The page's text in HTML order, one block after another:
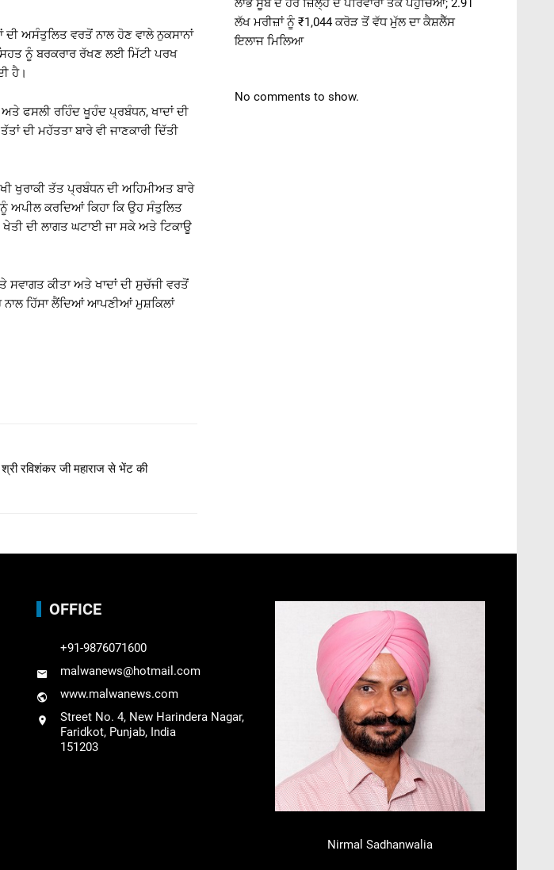
ਅਸੰਤੁਲਿਤ ਵਰਤੋਂ ਨਾਲ ਹੋਣ ਵਾਲੇ ਨੁਕਸਾਨਾਂ
ਨੂੰ ਬਰਕਰਾਰ ਰੱਖਣ ਲਈ ਮਿੱਟੀ ਪਰਖ
ਹੈ।
ਫਸਲੀ ਰਹਿੰਦ ਖੂਹੰਦ ਪ੍ਰਬੰਧਨ, ਖਾਦਾਂ ਦੀ
ਦੀ ਮਹੱਤਤਾ ਬਾਰੇ ਵੀ ਜਾਣਕਾਰੀ ਦਿੱਤੀ
ਖੁਰਾਕੀ ਤੱਤ ਪ੍ਰਬੰਧਨ ਦੀ ਅਹਿਮੀਅਤ ਬਾਰੇ
ਅਪੀਲ ਕਰਦਿਆਂ ਕਿਹਾ ਕਿ ਉਹ ਸੰਤੁਲਿਤ
ਖੇਤੀ ਦੀ ਲਾਗਤ ਘਟਾਈ ਜਾ ਸਕੇ ਅਤੇ ਟਿਕਾਊ
ਸਵਾਗਤ ਕੀਤਾ ਅਤੇ ਖਾਦਾਂ ਦੀ ਸੁਚੱਜੀ ਵਰਤੋਂ
ਨਾਲ ਹਿੱਸਾ ਲੈਂਦਿਆਂ ਆਪਣੀਆਂ ਮੁਸ਼ਕਿਲਾਂ
रविशंकर जी महाराज से भेंट की
ਲਾਭ ਸੂਬੇ ਦੇ ਹਰ ਜ਼ਿਲ੍ਹੇ ਦੇ ਪਰਿਵਾਰਾਂ ਤੱਕ ਪਹੁੰਚਿਆ; 2.91
ਲੱਖ ਮਰੀਜ਼ਾਂ ਨੂੰ ₹1,044 ਕਰੋੜ ਤੋਂ ਵੱਧ ਮੁੱਲ ਦਾ ਕੈਸ਼ਲੈੱਸ
ਇਲਾਜ ਮਿਲਿਆ
No comments to show.
OFFICE
+91-9876071600
malwanews@hotmail.com
www.malwanews.com
Street No. 4, New Harindera Nagar,
Faridkot, Punjab, India
151203
Nirmal Sadhanwalia